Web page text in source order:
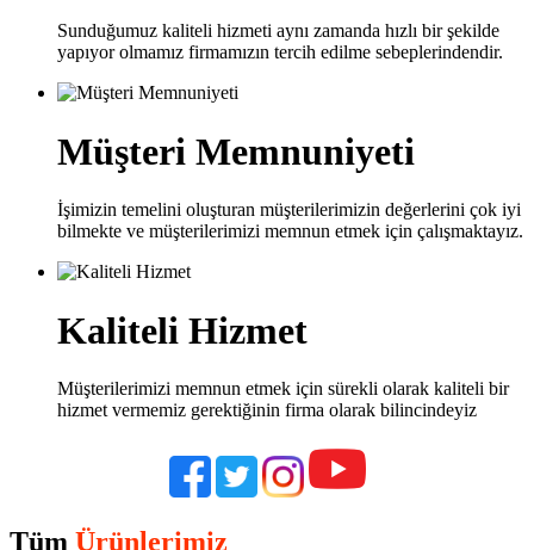
Sunduğumuz kaliteli hizmeti aynı zamanda hızlı bir şekilde
yapıyor olmamız firmamızın tercih edilme sebeplerindendir.
Müşteri Memnuniyeti
İşimizin temelini oluşturan müşterilerimizin değerlerini çok iyi
bilmekte ve müşterilerimizi memnun etmek için çalışmaktayız.
Kaliteli Hizmet
Müşterilerimizi memnun etmek için sürekli olarak kaliteli bir
hizmet vermemiz gerektiğinin firma olarak bilincindeyiz
Tüm Ürünlerimiz